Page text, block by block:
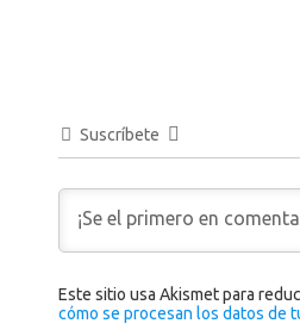
Suscríbete
Este sitio usa Akismet para
cómo se procesan los datos de